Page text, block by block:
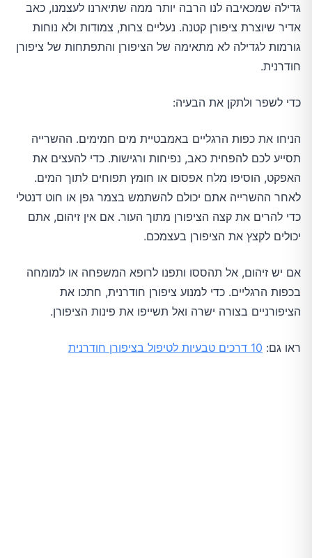
גדילה שמכאיבה לנו הרבה יותר ממה שתיארנו לעצמנו, כאב
אדיר שיוצרת ציפורן קטנה. נעליים צרות, צמודות ולא נוחות
גורמות לגדילה לא מתאימה של הציפורן והתפתחות של ציפורן
חודרנית.
כדי לשפר ולתקן את הבעיה:
הניחו את כפות הרגליים באמבטיית מים חמימים. ההשרייה
תסייע לכם להפחית כאב, נפיחות ורגישות. כדי להעצים את
האפקט, הוסיפו מלח אפסום או חומץ תפוחים לתוך המים.
לאחר ההשרייה אתם יכולם להשתמש בצמר גפן או חוט דנטלי
כדי להרים את קצה הציפורן מתוך העור. אם אין זיהום, אתם
יכולים לקצץ את הציפורן בעצמכם.
אם יש זיהום, אל תהססו ותפנו לרופא המשפחה או למומחה
בכפות הרגליים. כדי למנוע ציפורן חודרנית, חתכו את
הציפורניים בצורה ישרה ואל תשייפו את פינות הציפורן.
ראו גם: 10 דרכים טבעיות לטיפול בציפורן חודרנית